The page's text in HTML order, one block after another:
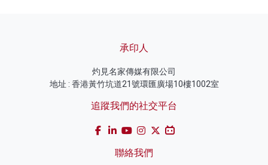
承印人
灼見名家傳媒有限公司
地址 : 香港黃竹坑道21號環匯廣場10樓1002室
追蹤我們的社交平台
聯絡我們